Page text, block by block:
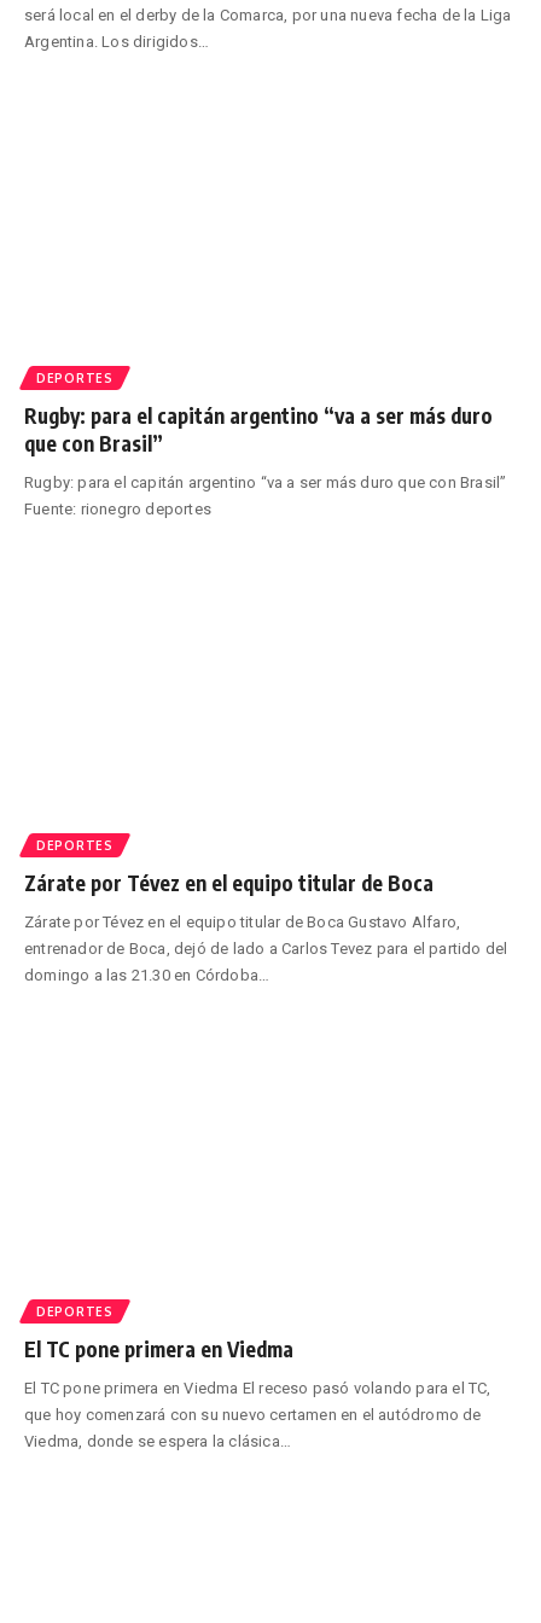
será local en el derby de la Comarca, por una nueva fecha de la Liga
Argentina. Los dirigidos…
DEPORTES
Rugby: para el capitán argentino “va a ser más duro
que con Brasil”
Rugby: para el capitán argentino “va a ser más duro que con Brasil”
Fuente: rionegro deportes
DEPORTES
Zárate por Tévez en el equipo titular de Boca
Zárate por Tévez en el equipo titular de Boca Gustavo Alfaro,
entrenador de Boca, dejó de lado a Carlos Tevez para el partido del
domingo a las 21.30 en Córdoba
DEPORTES
El TC pone primera en Viedma
El TC pone primera en Viedma El receso pasó volando para el TC,
que hoy comenzará con su nuevo certamen en el autódromo de
Viedma, donde se espera la clásica